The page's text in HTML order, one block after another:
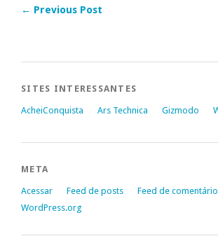
← Previous Post
SITES INTERESSANTES
AcheiConquista Ars Technica Gizmodo
META
Acessar Feed de posts
Feed de
WordPress.org